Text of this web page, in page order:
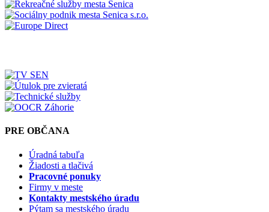
PRE OBČANA
Úradná tabuľa
Žiadosti a tlačivá
Pracovné ponuky
Firmy v meste
Kontakty mestského úradu
Pýtam sa mestského úradu